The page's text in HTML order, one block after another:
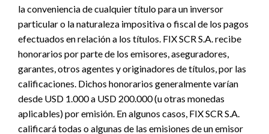
la conveniencia de cualquier título para un inversor
particular o la naturaleza impositiva o fiscal de los pagos
efectuados en relación a los títulos. FIX SCR S.A. recibe
honorarios por parte de los emisores, aseguradores,
garantes, otros agentes y originadores de títulos, por las
calificaciones. Dichos honorarios generalmente varían
desde USD 1.000 a USD 200.000 (u otras monedas
aplicables) por emisión. En algunos casos, FIX SCR S.A.
calificará todas o algunas de las emisiones de un emisor